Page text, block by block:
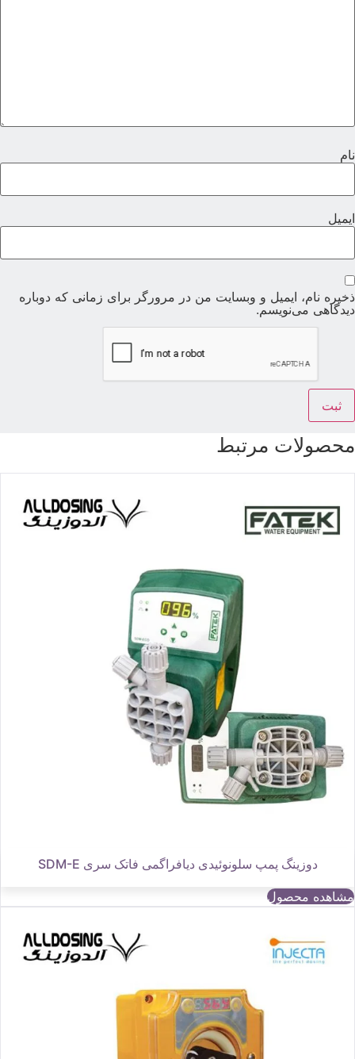
نام
ایمیل
ذخیره نام، ایمیل و وبسایت من در مرورگر برای زمانی که دوباره
دیدگاهی می‌نویسم.
محصولات مرتبط
دوزینگ پمپ سلونوئیدی دیافراگمی فاتک سری SDM-E
مشاهده محصول